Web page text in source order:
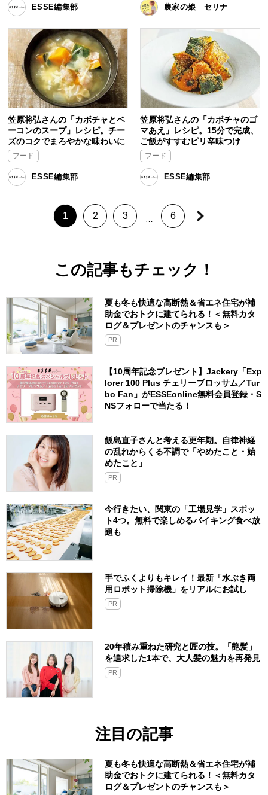
ESSE編集部 農家の娘 セリナ
笠原将弘さんの「カボチャとベ
ーコンのスープ」レシピ。チー
ズのコクでまろやかな味わいに
フード
ESSE編集部
笠原将弘さんの「カボチャのゴ
マあえ」レシピ。15分で完成、
ご飯がすすむピリ辛味つけ
フード
ESSE編集部
1 2 3 6
この記事もチェック！
夏も冬も快適な高断熱＆省エネ住宅が補
助金でおトクに建てられる！＜無料カタ
ログ＆プレゼントのチャンスも＞
PR
【10周年記念プレゼント】Jackery「Exp
lorer 100 Plus チェリーブロッサム／Tur
bo Fan」がESSEonline無料会員登録・S
NSフォローで当たる！
飯島直子さんと考える更年期。自律神経
の乱れからくる不調で「やめたこと・始
めたこと」
PR
今行きたい、関東の「工場見学」スポッ
ト4つ。無料で楽しめるバイキング食べ放
題も
手でふくよりもキレイ！最新「水ぶき両
用ロボット掃除機」をリアルにお試し
PR
20年積み重ねた研究と匠の技。「艶髪」
を追求した1本で、大人髪の魅力を再発見
PR
注目の記事
夏も冬も快適な高断熱＆省エネ住宅が補
助金でおトクに建てられる！＜無料カタ
ログ＆プレゼントのチャンスも＞